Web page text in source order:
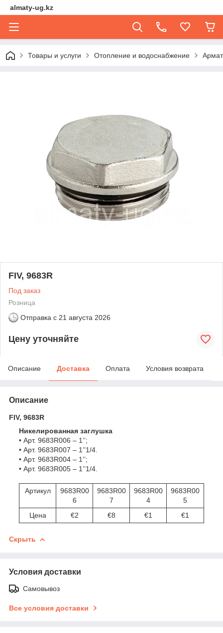
almaty-ug.kz
Товары и услуги Отопление и водоснабжение
FIV, 9683R
Под заказ
Розница
Отправка с 21 августа 2026
Цену уточняйте
Описание Доставка Оплата Условия возврата
Описание
FIV, 9683R
Никелированная заглушка
• Арт. 9683R006 – 1’’;
• Арт. 9683R007 – 1’’1/4.
• Арт. 9683R004 – 1’’;
• Арт. 9683R005 – 1’’1/4.
Артикул
9683R00
6
9683R00
7
9683R00
4
9683R00
5
Цена
€2 €8 €1 €1
Скрыть
Условия доставки
Самовывоз
Все условия доставки